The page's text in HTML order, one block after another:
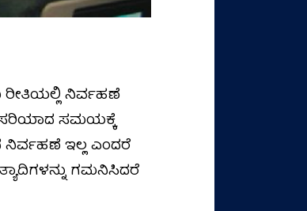
ರೀತಿಯಲ್ಲಿ ನಿರ್ವಹಣೆ
ಸರಿಯಾದ ಸಮಯಕ್ಕೆ
ನಿರ್ವಹಣೆ ಇಲ್ಲ ಎಂದರೆ
ಗಮನಿಸಿದರೆ